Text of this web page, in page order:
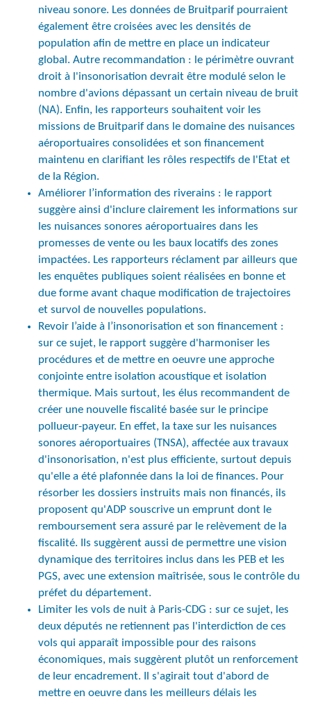
niveau sonore. Les données de Bruitparif pourraient
également être croisées avec les densités de
population afin de mettre en place un indicateur
global. Autre recommandation : le périmètre ouvrant
droit à l'insonorisation devrait être modulé selon le
nombre d'avions dépassant un certain niveau de bruit
(NA). Enfin, les rapporteurs souhaitent voir les
missions de Bruitparif dans le domaine des nuisances
aéroportuaires consolidées et son financement
maintenu en clarifiant les rôles respectifs de l'Etat et
de la Région.
Améliorer l’information des riverains : le rapport
suggère ainsi d'inclure clairement les informations sur
les nuisances sonores aéroportuaires dans les
promesses de vente ou les baux locatifs des zones
impactées. Les rapporteurs réclament par ailleurs que
les enquêtes publiques soient réalisées en bonne et
due forme avant chaque modification de trajectoires
et survol de nouvelles populations.
Revoir l’aide à l’insonorisation et son financement :
sur ce sujet, le rapport suggère d'harmoniser les
procédures et de mettre en oeuvre une approche
conjointe entre isolation acoustique et isolation
thermique. Mais surtout, les élus recommandent de
créer une nouvelle fiscalité basée sur le principe
pollueur-payeur. En effet, la taxe sur les nuisances
sonores aéroportuaires (TNSA), affectée aux travaux
d'insonorisation, n'est plus efficiente, surtout depuis
qu'elle a été plafonnée dans la loi de finances. Pour
résorber les dossiers instruits mais non financés, ils
proposent qu'ADP souscrive un emprunt dont le
remboursement sera assuré par le relèvement de la
fiscalité. Ils suggèrent aussi de permettre une vision
dynamique des territoires inclus dans les PEB et les
PGS, avec une extension maîtrisée, sous le contrôle du
préfet du département.
Limiter les vols de nuit à Paris-CDG : sur ce sujet, les
deux députés ne retiennent pas l'interdiction de ces
vols qui apparaît impossible pour des raisons
économiques, mais suggèrent plutôt un renforcement
de leur encadrement. Il s'agirait tout d'abord de
mettre en oeuvre dans les meilleurs délais les